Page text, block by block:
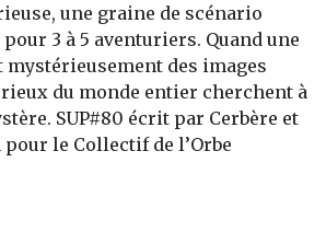
une graine de scénario
3 à 5 aventuriers. Quand une
des images
du monde entier cherchent à
SUP#80 écrit par Cerbère et
pour le Collectif de l’Orbe